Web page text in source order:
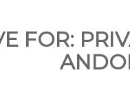
FOR: